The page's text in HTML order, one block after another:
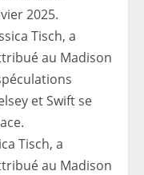
2025.
Tisch, a
au Madison